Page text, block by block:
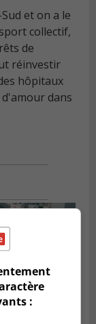
et on a le
collectif,
de
réinvestir
hôpitaux
dans
: